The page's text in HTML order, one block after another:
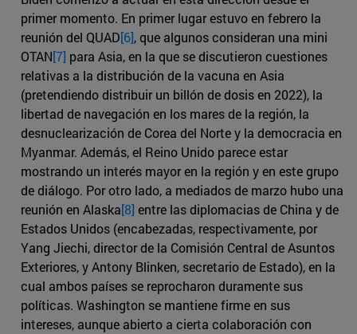
primer momento. En primer lugar estuvo en febrero la
reunión del QUAD[6], que algunos consideran una mini
OTAN[7] para Asia, en la que se discutieron cuestiones
relativas a la distribución de la vacuna en Asia
(pretendiendo distribuir un billón de dosis en 2022), la
libertad de navegación en los mares de la región, la
desnuclearización de Corea del Norte y la democracia en
Myanmar. Además, el Reino Unido parece estar
mostrando un interés mayor en la región y en este grupo
de diálogo. Por otro lado, a mediados de marzo hubo una
reunión en Alaska[8] entre las diplomacias de China y de
Estados Unidos (encabezadas, respectivamente, por
Yang Jiechi, director de la Comisión Central de Asuntos
Exteriores, y Antony Blinken, secretario de Estado), en la
cual ambos países se reprocharon duramente sus
políticas. Washington se mantiene firme en sus
intereses, aunque abierto a cierta colaboración con